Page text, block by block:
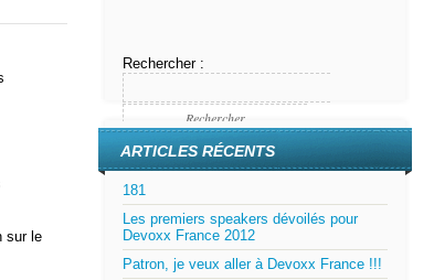
sur le
Rechercher :
ARTICLES RÉCENTS
181
Les premiers speakers dévoilés pour
Devoxx France 2012
Patron, je veux aller à Devoxx France !!!